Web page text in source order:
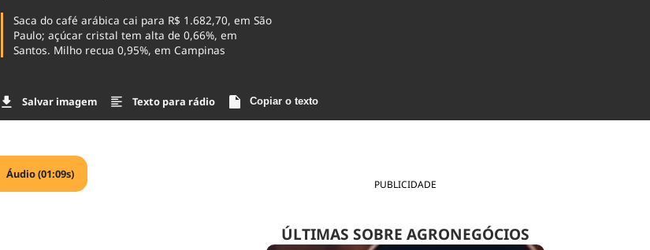
Saca do café arábica cai para R$ 1.682,70, em São
Paulo; açúcar cristal tem alta de 0,66%, em
Santos. Milho recua 0,95%, em Campinas
Salvar imagem Texto para rádio Copiar o texto
PUBLICIDADE
ÚLTIMAS SOBRE AGRONEGÓCIOS
Áudio (01:09s)